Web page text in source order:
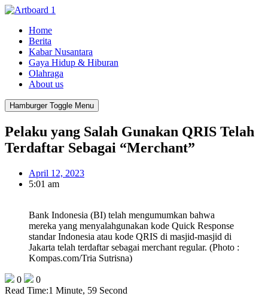
Home
Berita
Kabar Nusantara
Gaya Hidup & Hiburan
Olahraga
About us
Hamburger Toggle Menu
Pelaku yang Salah Gunakan QRIS Telah
Terdaftar Sebagai “Merchant”
April 12, 2023
5:01 am
Bank Indonesia (BI) telah mengumumkan bahwa
mereka yang menyalahgunakan kode Quick Response
standar Indonesia atau kode QRIS di masjid-masjid di
Jakarta telah terdaftar sebagai merchant regular. (Photo :
Kompas.com/Tria Sutrisna)
0
0
Read Time:1 Minute, 59 Second